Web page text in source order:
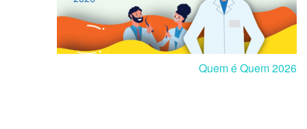
Quem é Quem 2026